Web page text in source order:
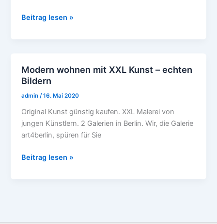
Beitrag lesen »
Modern wohnen mit XXL Kunst – echten
Bildern
admin/16. Mai 2020
Original Kunst günstig kaufen. XXL Malerei von
jungen Künstlern. 2 Galerien in Berlin. Wir, die Galerie
art4berlin, spüren für Sie
Modern
wohnen
mit
Kunst
–
echten
Beitrag lesen »